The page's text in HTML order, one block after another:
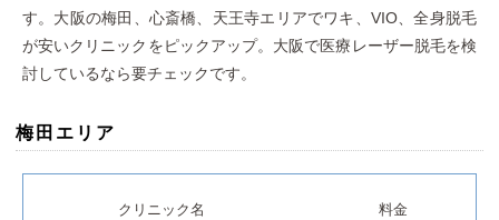
す。大阪の梅田、心斎橋、天王寺エリアでワキ、VIO、全身脱毛
が安いクリニックをピックアップ。大阪で医療レーザー脱毛を検
討しているなら要チェックです。
梅田エリア
クリニック名
料金